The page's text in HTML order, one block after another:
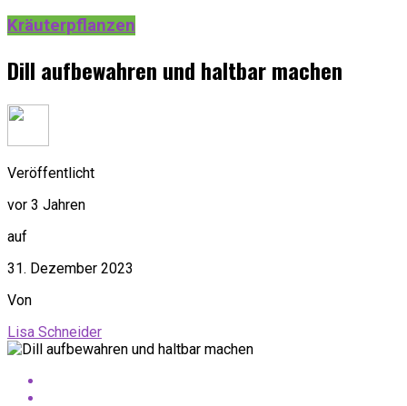
Kräuterpflanzen
Dill aufbewahren und haltbar machen
Veröffentlicht
vor 3 Jahren
auf
31. Dezember 2023
Von
Lisa Schneider